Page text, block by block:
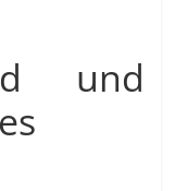
und